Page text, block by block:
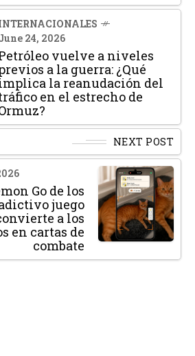
24, 2026
vuelve a niveles
a la guerra: ¿Qué
la reanudación del
en el estrecho de
NEXT POST
Go de los
juego
a los
en cartas de
combate